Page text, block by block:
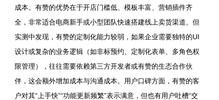
成本。有赞的优势在于开店门槛低、模板丰富、营销插件齐
全，非常适合电商新手或小型团队快速搭建线上卖货渠道。但
实测中发现，有赞的定制化能力较弱，如果企业需要独特的UI
设计或复杂的业务逻辑（如非标预约、定制化表单、多角色权
限管理），往往需要依赖第三方开发者或有赞的生态合作伙
伴，这会额外增加成本与沟通成本。用户口碑方面，有赞的客
户对其“上手快”“功能更新频繁”表示满意，但也有用户吐槽“交